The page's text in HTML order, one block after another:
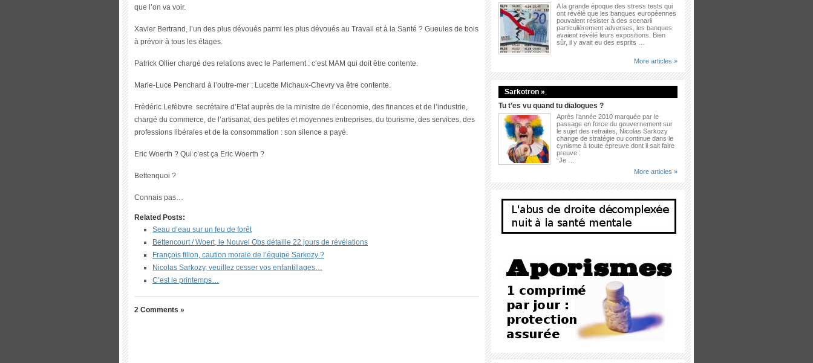
que l’on va voir.
Xavier Bertrand, l’un des plus dévoués parmi les plus dévoués au Travail et à la Santé ? Gueules de bois
à prévoir à tous les étages.
Patrick Ollier chargé des relations avec le Parlement : c’est MAM qui doit être contente.
Marie-Luce Penchard à l’outre-mer : Lucette Michaux-Chevry va être contente.
Frédéric Lefèbvre secrétaire d’Etat auprès de la ministre de l’économie, des finances et de l’industrie,
chargé du commerce, de l’artisanat, des petites et moyennes entreprises, du tourisme, des services, des
professions libérales et de la consommation : son silence a payé.
Eric Woerth ? Qui c’est ça Eric Woerth ?
Bettenquoi ?
Connais pas…
Related Posts:
Seau d’eau sur un feu de forêt
Bettencourt / Woert, le Nouvel Obs détaille 22 jours de révélations
François fillon, caution morale de l’équipe Sarkozy ?
Nicolas Sarkozy, veuillez cesser vos enfantillages…
C’est le printemps…
2 Comments »
A la grande époque des stress tests qui
ont révélé que les banques européennes
pouvaient résister à des scenarii
particulièrement adverses, les banques
avaient révélé leurs expositions. Bien
sûr, il y avait eu des esprits …
More articles »
Sarkotron »
Tu t’es vu quand tu dialogues ?
Après l’année 2010 marquée par le
passage en force du gouvernement sur
le sujet des retraites, Nicolas Sarkozy
change de stratégie ou continue dans le
cynisme à toute épreuve dont il sait faire
preuve :
“Je …
More articles »